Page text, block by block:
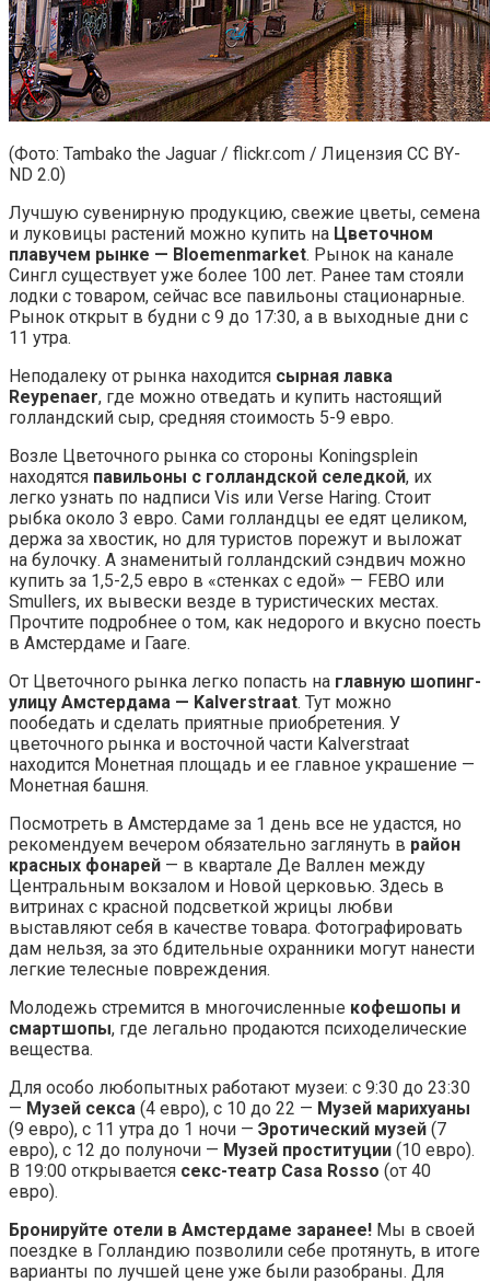
(Фото: Tambako the Jaguar / flickr.com / Лицензия CC BY-
ND 2.0)
Лучшую сувенирную продукцию, свежие цветы, семена
и луковицы растений можно купить на Цветочном
плавучем рынке — Bloemenmarket. Рынок на канале
Сингл существует уже более 100 лет. Ранее там стояли
лодки с товаром, сейчас все павильоны стационарные.
Рынок открыт в будни с 9 до 17:30, а в выходные дни с
11 утра.
Неподалеку от рынка находится сырная лавка
Reypenaer, где можно отведать и купить настоящий
голландский сыр, средняя стоимость 5-9 евро.
Возле Цветочного рынка со стороны Koningsplein
находятся павильоны с голландской селедкой, их
легко узнать по надписи Vis или Verse Haring. Стоит
рыбка около 3 евро. Сами голландцы ее едят целиком,
держа за хвостик, но для туристов порежут и выложат
на булочку. А знаменитый голландский сэндвич можно
купить за 1,5-2,5 евро в «стенках с едой» — FEBO или
Smullers, их вывески везде в туристических местах.
Прочтите подробнее о том, как недорого и вкусно поесть
в Амстердаме и Гааге.
От Цветочного рынка легко попасть на главную шопинг-
улицу Амстердама — Kalverstraat. Тут можно
пообедать и сделать приятные приобретения. У
цветочного рынка и восточной части Kalverstraat
находится Монетная площадь и ее главное украшение —
Монетная башня.
Посмотреть в Амстердаме за 1 день все не удастся, но
рекомендуем вечером обязательно заглянуть в район
красных фонарей — в квартале Де Валлен между
Центральным вокзалом и Новой церковью. Здесь в
витринах с красной подсветкой жрицы любви
выставляют себя в качестве товара. Фотографировать
дам нельзя, за это бдительные охранники могут нанести
легкие телесные повреждения.
Молодежь стремится в многочисленные кофешопы и
смартшопы, где легально продаются психоделические
вещества.
Для особо любопытных работают музеи: c 9:30 до 23:30
— Музей секса (4 евро), с 10 до 22 — Музей марихуаны
(9 евро), с 11 утра до 1 ночи — Эротический музей (7
евро), с 12 до полуночи — Музей проституции (10 евро).
В 19:00 открывается секс-театр Casa Rosso (от 40
евро).
Бронируйте отели в Амстердаме заранее! Мы в своей
поездке в Голландию позволили себе протянуть, в итоге
варианты по лучшей цене уже были разобраны. Для